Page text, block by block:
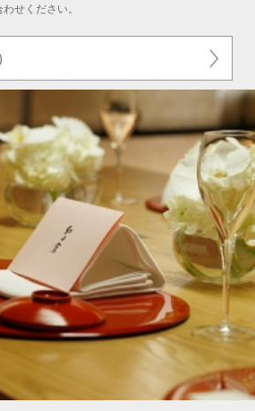
せください。